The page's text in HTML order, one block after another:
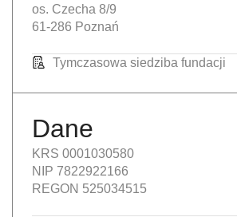
os. Czecha 8/9
61-286 Poznań
Tymczasowa siedziba fundacji
Dane
KRS 0001030580
NIP 7822922166
REGON 525034515